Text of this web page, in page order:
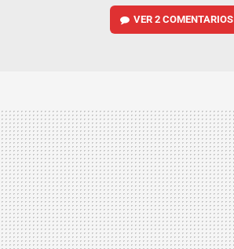
VER2 COMENTARIOS